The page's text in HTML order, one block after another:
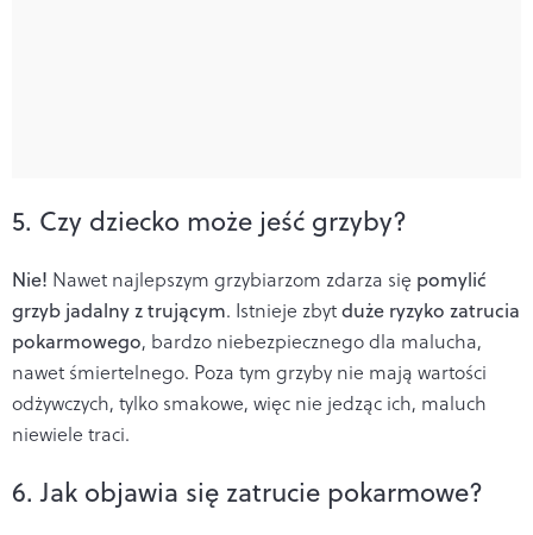
5. Czy dziecko może jeść grzyby?
Nie! Nawet najlepszym grzybiarzom zdarza się pomylić
grzyb jadalny z trującym. Istnieje zbytduże ryzyko zatrucia
pokarmowego, bardzo niebezpiecznego dla malucha,
nawet śmiertelnego. Poza tym grzyby nie mają wartości
odżywczych, tylko smakowe, więc nie jedząc ich, maluch
niewiele traci.
6. Jak objawia się zatrucie pokarmowe?